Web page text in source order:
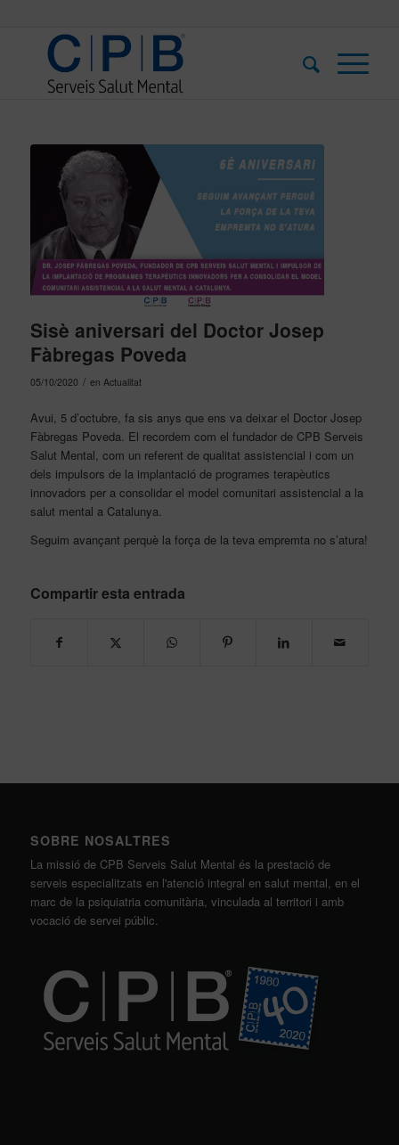
Sisè aniversari del Doctor Josep
Fàbregas Poveda
05/10/2020 / en Actualitat
Avui, 5 d’octubre, fa sis anys que ens va deixar el Doctor Josep
Fàbregas Poveda. El recordem com el fundador de CPB Serveis
Salut Mental, com un referent de qualitat assistencial i com un
dels impulsors de la implantació de programes terapèutics
innovadors per a consolidar el model comunitari assistencial a la
salut mental a Catalunya.
Seguim avançant perquè la força de la teva empremta no s’atura!
Compartir esta entrada
SOBRE NOSALTRES
La missió de CPB Serveis Salut Mental és la prestació de
serveis especialitzats en l'atenció integral en salut mental, en el
marc de la psiquiatria comunitària, vinculada al territori i amb
vocació de servei públic.